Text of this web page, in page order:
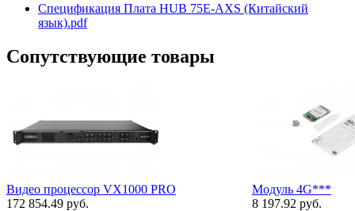
Спецификация Плата HUB 75Е-AXS (Китайский
язык).pdf
Сопутствующие товары
Видео процессор VX1000 PRO
172 854.49 руб.
Мoдуль 4G***
8 197.92 руб.